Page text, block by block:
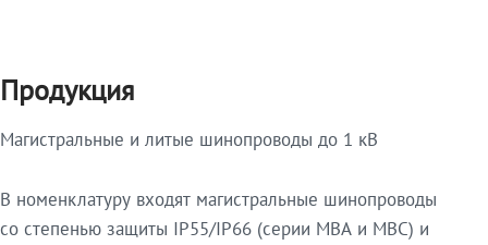
Продукция
Магистральные и литые шинопроводы до 1 кВ
В номенклатуру входят магистральные шинопроводы
со степенью защиты IP55/IP66 (серии МВА и МВС) и